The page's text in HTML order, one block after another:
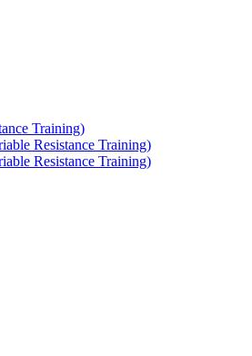
Training)
Resistance Training)
Resistance Training)